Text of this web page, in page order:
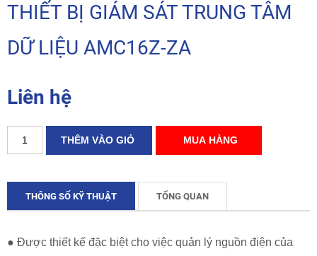
THIẾT BỊ GIÁM SÁT TRUNG TÂM
DỮ LIỆU AMC16Z-ZA
Liên hệ
THÔNG SỐ KỸ THUẬT TỔNG QUAN
● Được thiết kế đặc biệt cho việc quản lý nguồn điện của